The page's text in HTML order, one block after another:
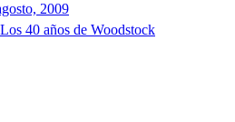
2009
40 años de Woodstock